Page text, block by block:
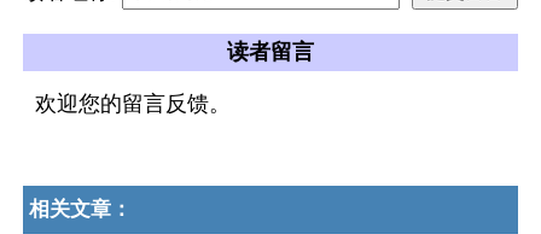
读者留言
欢迎您的留言反馈。
相关文章：